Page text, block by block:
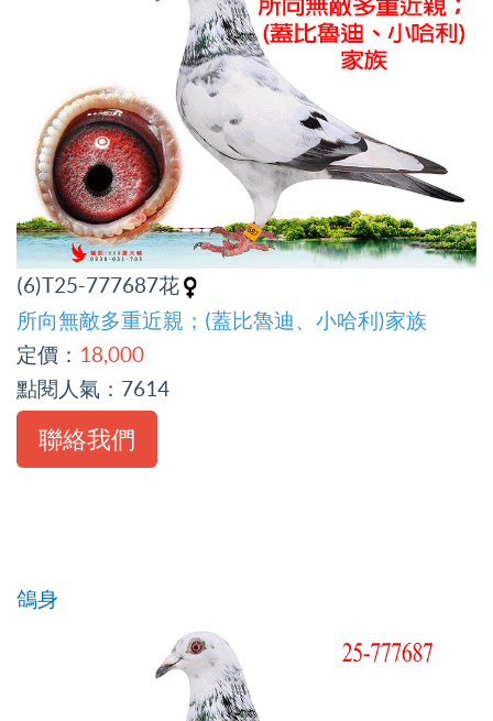
(6)T25-777687花
所向無敵多重近親；(蓋比魯迪、小哈利)家族
定價： 18,000
點閱人氣： 7614
聯絡我們
鴿身